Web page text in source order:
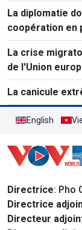
La diplomatie
coopération en
La crise
de l'Union
La canicule
English
Directrice: Pho
Directrice
Directeur